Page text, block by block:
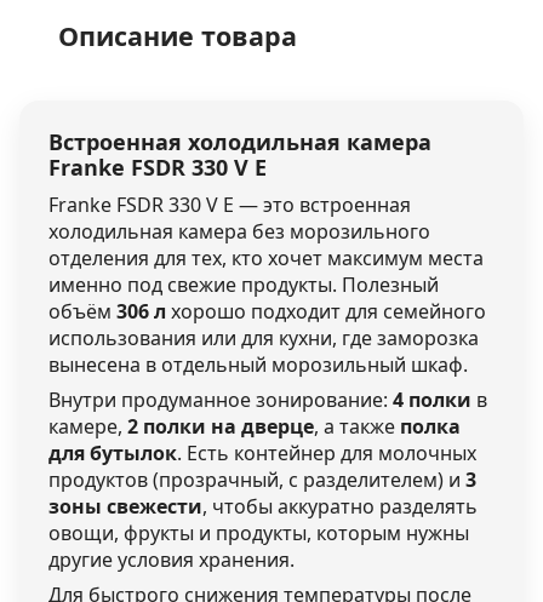
Описание товара
Встроенная холодильная камера
Franke FSDR 330 V E
Franke FSDR 330 V E — это встроенная
холодильная камера без морозильного
отделения для тех, кто хочет максимум места
именно под свежие продукты. Полезный
объём 306 л хорошо подходит для семейного
использования или для кухни, где заморозка
вынесена в отдельный морозильный шкаф.
Внутри продуманное зонирование: 4 полки в
камере, 2 полки на дверце, а также полка
для бутылок. Есть контейнер для молочных
продуктов (прозрачный, с разделителем) и 3
зоны свежести, чтобы аккуратно разделять
овощи, фрукты и продукты, которым нужны
другие условия хранения.
Для быстрого снижения температуры после